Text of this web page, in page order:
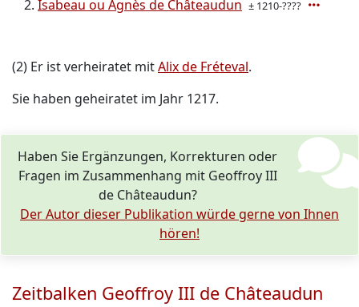
Isabeau ou Agnès de Châteaudun ± 1210-????
(2) Er ist verheiratet mitAlix de Fréteval.
Sie haben geheiratet im Jahr 1217.
Haben Sie Ergänzungen, Korrekturen oder
Fragen im Zusammenhang mit Geoffroy III
de Châteaudun?
Der Autor dieser Publikation würde gerne von Ihnen
hören!
Zeitbalken Geoffroy III de Châteaudun